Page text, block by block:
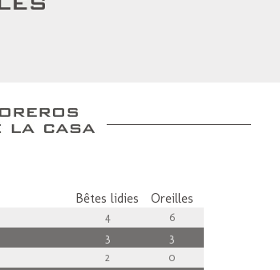
Bêtes lidies Oreilles
4
6
3
3
2
0